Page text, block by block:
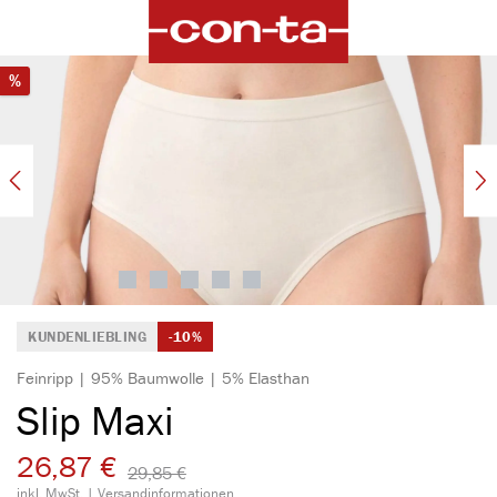
Bildergalerie überspringen
%Rabatt
KUNDENLIEBLING -10%
Feinripp | 95% Baumwolle | 5% Elasthan
Slip Maxi
26,87 € 29,85 €​
inkl. MwSt. | Versandinformationen